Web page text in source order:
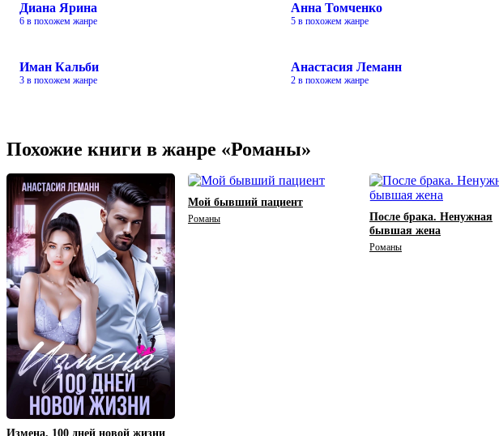
Диана Ярина
6 в похожем жанре
Анна Томченко
5 в похожем жанре
Иман Кальби
3 в похожем жанре
Анастасия Леманн
2 в похожем жанре
Похожие книги в жанре «Романы»
Измена. 100 дней новой жизни
Мой бывший пациент
Романы
После брака. Ненужная
бывшая жена
Романы